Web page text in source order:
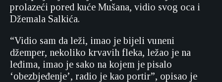
prolazeći pored kuće Mušana, vidio svog oca i
Džemala Salkića.
“Vidio sam da leži, imao je bijeli vuneni
džemper, nekoliko krvavih fleka, ležao je na
leđima, imao je sako na kojem je pisalo
‘obezbjeđenje’, radio je kao portir”, opisao je